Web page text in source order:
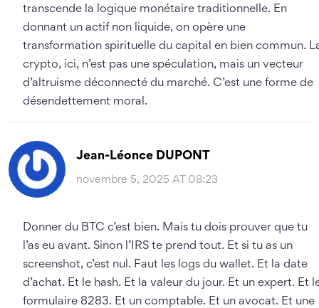
transcende la logique monétaire traditionnelle. En
donnant un actif non liquide, on opère une
transformation spirituelle du capital en bien commun.
crypto, ici, n’est pas une spéculation, mais un vecteur
d’altruisme déconnecté du marché. C’est une forme de
désendettement moral.
Jean-Léonce DUPONT
novembre 5, 2025 AT 08:23
Donner du BTC c’est bien. Mais tu dois prouver que tu
l’as eu avant. Sinon l’IRS te prend tout. Et si tu as un
screenshot, c’est nul. Faut les logs du wallet. Et la date
d’achat. Et le hash. Et la valeur du jour. Et un expert. Et
formulaire 8283. Et un comptable. Et un avocat. Et une